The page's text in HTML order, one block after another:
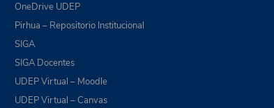
OneDrive UDEP
Pirhua – Repositorio Institucional
SIGA
SIGA Docentes
UDEP Virtual – Moodle
UDEP Virtual – Canvas